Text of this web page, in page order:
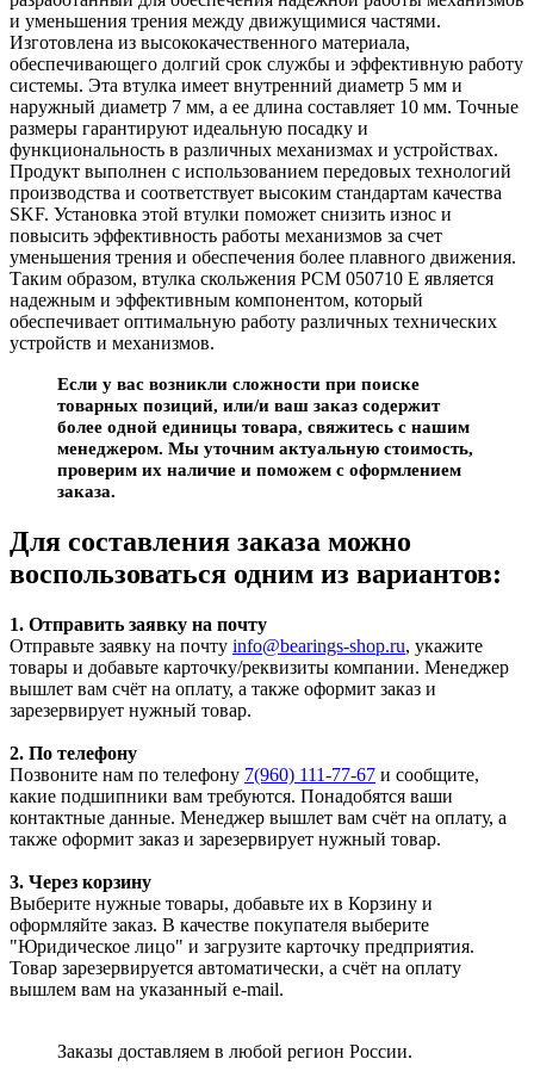
и уменьшения трения между движущимися частями.
Изготовлена из высококачественного материала,
обеспечивающего долгий срок службы и эффективную работу
системы. Эта втулка имеет внутренний диаметр 5 мм и
наружный диаметр 7 мм, а ее длина составляет 10 мм. Точные
размеры гарантируют идеальную посадку и
функциональность в различных механизмах и устройствах.
Продукт выполнен с использованием передовых технологий
производства и соответствует высоким стандартам качества
SKF. Установка этой втулки поможет снизить износ и
повысить эффективность работы механизмов за счет
уменьшения трения и обеспечения более плавного движения.
Таким образом, втулка скольжения PCM 050710 E является
надежным и эффективным компонентом, который
обеспечивает оптимальную работу различных технических
устройств и механизмов.
Если у вас возникли сложности при поиске
товарных позиций, или/и ваш заказ содержит
более одной единицы товара, свяжитесь с нашим
менеджером. Мы уточним актуальную стоимость,
проверим их наличие и поможем с оформлением
заказа.
Для составления заказа можно
воспользоваться одним из вариантов:
1. Отправить заявку на почту
Отправьте заявку на почту info@bearings-shop.ru, укажите
товары и добавьте карточку/реквизиты компании. Менеджер
вышлет вам счёт на оплату, а также оформит заказ и
зарезервирует нужный товар.
2. По телефону
Позвоните нам по телефону 7(960) 111-77-67 и сообщите,
какие подшипники вам требуются. Понадобятся ваши
контактные данные. Менеджер вышлет вам счёт на оплату, а
также оформит заказ и зарезервирует нужный товар.
3. Через корзину
Выберите нужные товары, добавьте их в Корзину и
оформляйте заказ. В качестве покупателя выберите
"Юридическое лицо" и загрузите карточку предприятия.
Товар зарезервируется автоматически, а счёт на оплату
вышлем вам на указанный e-mail.
Заказы доставляем в любой регион России.